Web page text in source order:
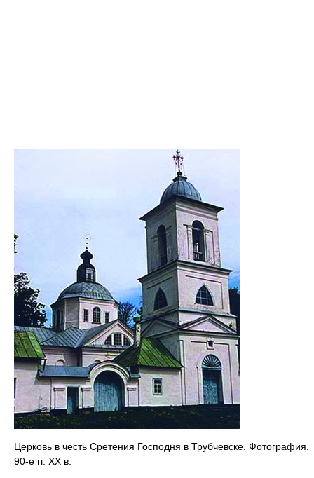
Церковь в честь Сретения Господня в Трубчевске. Фотография.
90-е гг. ХХ в.